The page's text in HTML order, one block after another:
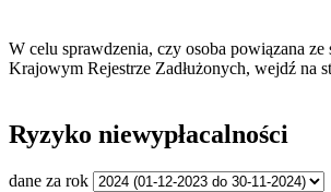
W celu sprawdzenia, czy osoba powiązana ze
Krajowym Rejestrze Zadłużonych, wejdź na
Ryzyko niewypłacalności
dane za rok